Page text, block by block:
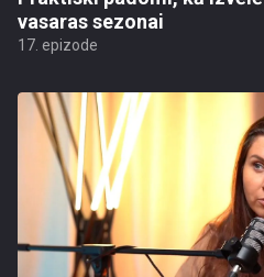
vasaras sezonai
17. epizode